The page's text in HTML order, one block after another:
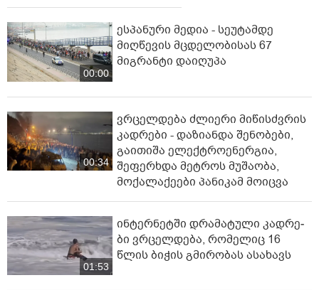
00:00
ესპანური მედია - სეუტამდე
მიღწევის მცდელობისას 67
მიგრანტი დაიღუპა
00:34
ვრცელდება ძლიერი მიწისძვრის
კადრები - დაზიანდა შენობები,
გაითიშა ელექტროენერგია,
შეფერხდა მეტროს მუშაობა,
მოქალაქეები პანიკამ მოიცვა
01:53
ინ­ტერ­ნეტ­ში დრა­მა­ტუ­ლი კად­რე­
ბი ვრცელდება, რომელიც 16
წლის ბიჭის გმირობას ასახავს